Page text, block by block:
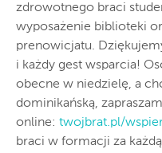
zdrowotnego braci
wyposażenie biblioteki
prenowicjatu.
i każdy gest wsparcia!
obecne w niedzielę, a
dominikańską,
online: twojbrat.pl/
braci w formacji za